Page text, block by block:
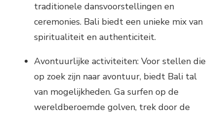
traditionele dansvoorstellingen en
ceremonies. Bali biedt een unieke mix van
spiritualiteit en authenticiteit.
Avontuurlijke activiteiten: Voor stellen die
op zoek zijn naar avontuur, biedt Bali tal
van mogelijkheden. Ga surfen op de
wereldberoemde golven, trek door de